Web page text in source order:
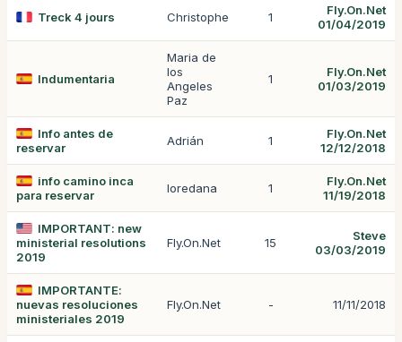
Treck 4 jours Christophe 1
Fly.On.Net
01/04/2019
Indumentaria
Maria de
los
Angeles
Paz
1
Fly.On.Net
01/03/2019
Info antes de
reservar
Adrián 1
Fly.On.Net
12/12/2018
info camino inca
para reservar
loredana 1
Fly.On.Net
11/19/2018
IMPORTANT: new
ministerial resolutions
2019
Fly.On.Net 15
Steve
03/03/2019
IMPORTANTE:
nuevas resoluciones
ministeriales 2019
Fly.On.Net - 11/11/2018